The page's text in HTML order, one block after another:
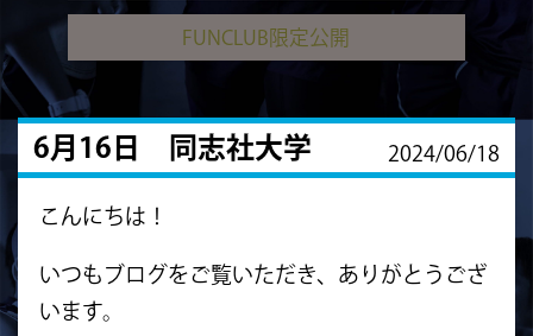
FUNCLUB限定公開
6月16日 同志社大学 2024/06/18
こんにちは！
いつもブログをご覧いただき、ありがとうござ
います。